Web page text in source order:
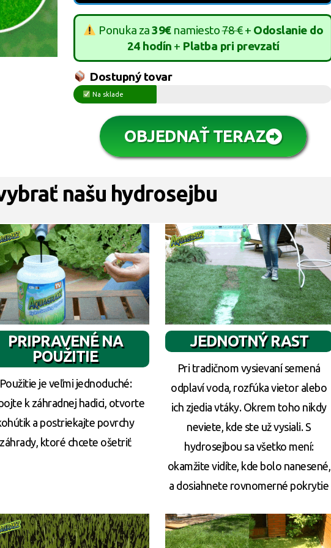
Ponuka za39€namiesto78 €+ Odoslanie do
24 hodín + Platba pri prevzatí
Dostupný tovar
Na sklade
OBJEDNAŤ TERAZ
našu hydrosejbu
PRIPRAVENÉ NA
POUŽITIE
Použitie je veľmi jednoduché:
k záhradnej hadici, otvorte
a postriekajte povrchy
záhrady, ktoré chcete ošetriť
JEDNOTNÝ RAST
Pri tradičnom vysievaní semená
odplaví voda, rozfúka vietor alebo
ich zjedia vtáky. Okrem toho nikdy
neviete, kde ste už vysiali. S
hydrosejbou sa všetko mení:
okamžite vidíte, kde bolo nanesené,
a dosiahnete rovnomerné pokrytie